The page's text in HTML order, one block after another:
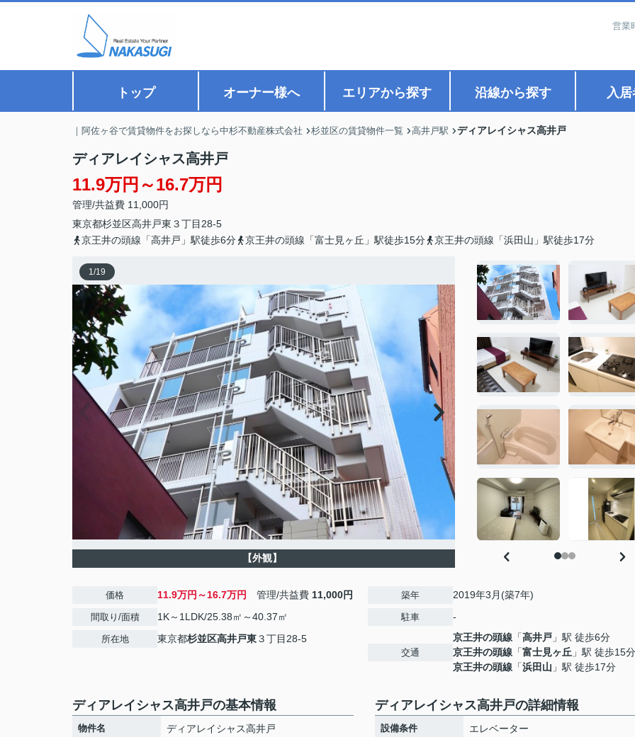
営業
トップ オーナー様へ エリアから探す 沿線から探す 入
｜阿佐ヶ谷で賃貸物件をお探しなら中杉不動産株式会社 杉並区の賃貸物件一覧 高井戸駅 ディアレイシャス高井戸
ディアレイシャス高井戸
11.9万円～16.7万円
管理/共益費 11,000円
東京都杉並区高井戸東 ３丁目28-5
京王井の頭線「高井戸」駅徒歩6分
京王井の頭線「富士見ヶ丘」駅徒歩15分 京王井の頭線「浜田山」駅徒歩17分
1/19
【外観】
価格 11.9万円～16.7万円 管理/共益費 11,000円
間取り/面積 1K～1LDK/25.38㎡～40.37㎡
所在地 東京都杉並区高井戸東３丁目28-5
築年 2019年3月(築7年)
駐車 -
交通
京王井の頭線 「高井戸 」駅 徒歩6分
京王井の頭線 「富士見ヶ丘 」駅 徒歩15分
京王井の頭線 「浜田山 」駅 徒歩17分
ディアレイシャス高井戸の基本情報
物件名 ディアレイシャス高井戸
ディアレイシャス高井戸の詳細情報
設備条件
エレベーター